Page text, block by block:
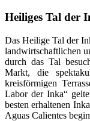
Heiliges Tal der
Das Heilige Tal der
landwirtschaftlichen
durch das Tal
Markt, die
kreisförmigen
Labor der Inka“
besten erhaltenen
Aguas Calientes